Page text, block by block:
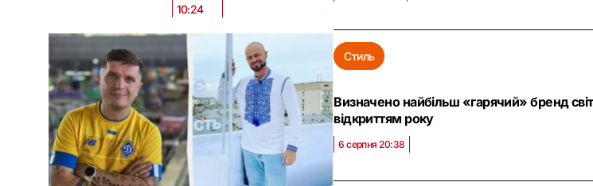
10:24
Стиль
Визначено найбільш «гарячий» бренд
відкриттям року
6 серпня 20:38